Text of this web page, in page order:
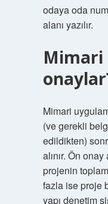
odaya oda
alanı yazılır.
Mimari
Mimari
(ve gerekli
edildikten)
alınır. Ön
projenin
fazla ise proje
yapı denetim